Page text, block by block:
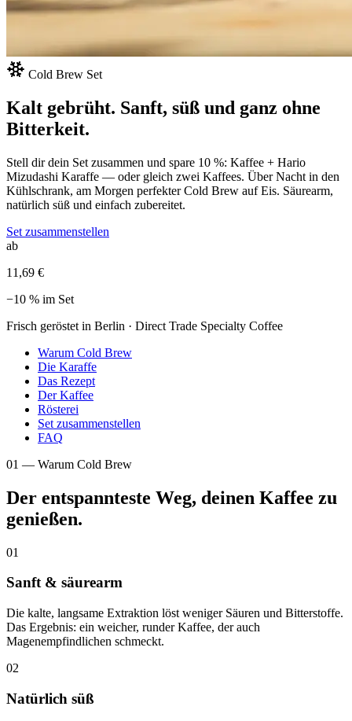
Cold Brew Set
Kalt gebrüht. Sanft, süß und ganz ohne
Bitterkeit.
Stell dir dein Set zusammen und spare 10 %: Kaffee + Hario
Mizudashi Karaffe — oder gleich zwei Kaffees. Über Nacht in den
Kühlschrank, am Morgen perfekter Cold Brew auf Eis. Säurearm,
natürlich süß und einfach zubereitet.
Set zusammenstellen
ab
11,69 €
−10 % im Set
Frisch geröstet in Berlin · Direct Trade Specialty Coffee
Warum Cold Brew
Die Karaffe
Das Rezept
Der Kaffee
Rösterei
Set zusammenstellen
FAQ
01 — Warum Cold Brew
Der entspannteste Weg, deinen Kaffee zu
genießen.
01
Sanft & säurearm
Die kalte, langsame Extraktion löst weniger Säuren und Bitterstoffe.
Das Ergebnis: ein weicher, runder Kaffee, der auch
Magenempfindlichen schmeckt.
02
Natürlich süß